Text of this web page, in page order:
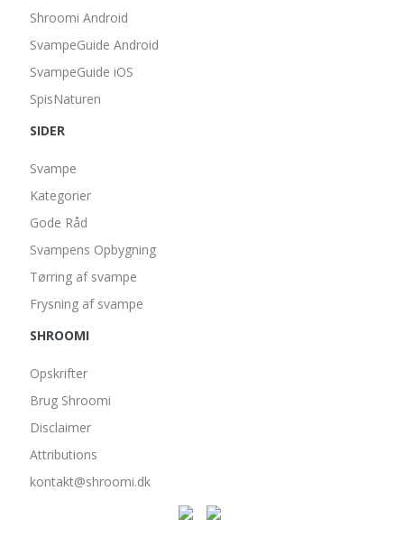
Shroomi Android
SvampeGuide Android
SvampeGuide iOS
SpisNaturen
SIDER
Svampe
Kategorier
Gode Råd
Svampens Opbygning
Tørring af svampe
Frysning af svampe
SHROOMI
Opskrifter
Brug Shroomi
Disclaimer
Attributions
kontakt@shroomi.dk